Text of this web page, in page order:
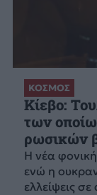
ΚΟΣΜΟΣ
Κίεβο:
των
ρωσικών
Η νέα
ενώ η
ελλείψεις